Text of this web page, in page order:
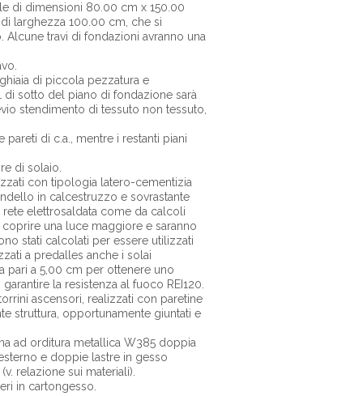
di dimensioni 80.00 cm x 150.00
larghezza 100.00 cm, che si
travi di fondazioni avranno una
di piccola pezzatura e
di sotto del piano di fondazione sarà
stendimento di tessuto non tessuto,
di c.a., mentre i restanti piani
di solaio.
con tipologia latero-cementizia
in calcestruzzo e sovrastante
elettrosaldata come da calcoli
una luce maggiore e saranno
stati calcolati per essere utilizzati
a predalles anche i solai
pari a 5,00 cm per ottenere uno
la resistenza al fuoco REI120.
ascensori, realizzati con paretine
struttura, opportunamente giuntati e
ad orditura metallica W385 doppia
e doppie lastre in gesso
relazione sui materiali).
in cartongesso.